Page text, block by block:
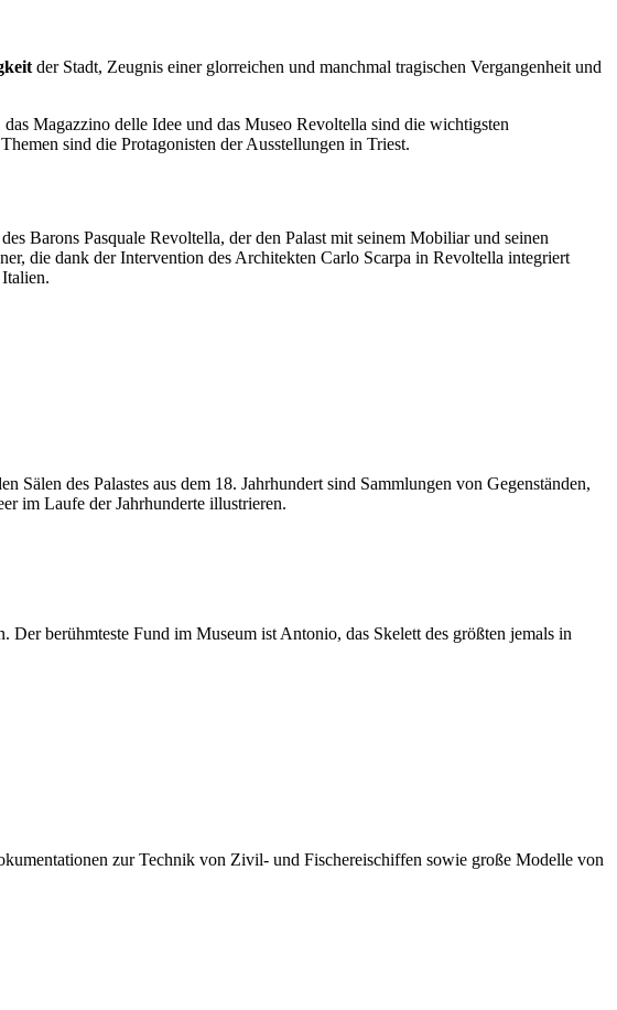
der Stadt, Zeugnis einer glorreichen und manchmal tragischen Vergangenheit und
Magazzino delle Idee und das Museo Revoltella sind die wichtigsten
sind die Protagonisten der Ausstellungen in Triest.
Barons Pasquale Revoltella, der den Palast mit seinem Mobiliar und seinen
die dank der Intervention des Architekten Carlo Scarpa in Revoltella integriert
des Palastes aus dem 18. Jahrhundert sind Sammlungen von Gegenständen,
im Laufe der Jahrhunderte illustrieren.
berühmteste Fund im Museum ist Antonio, das Skelett des größten jemals in
zur Technik von Zivil- und Fischereischiffen sowie große Modelle von